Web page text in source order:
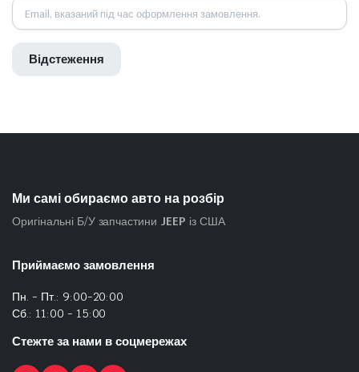
Відстеження
Ми самі обираємо авто на розбір
Оригінальні Б/У запчастини JEEP із США
Приймаємо замовлення
Пн. - Пт.: 9:00-20:00
Сб.: 11:00 - 15:00
Стежте за нами в соцмережах